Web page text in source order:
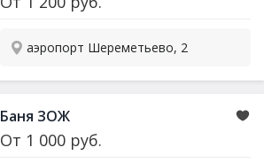
аэропорт Шереметьево, 2
Баня ЗОЖ
От 1 000 руб.